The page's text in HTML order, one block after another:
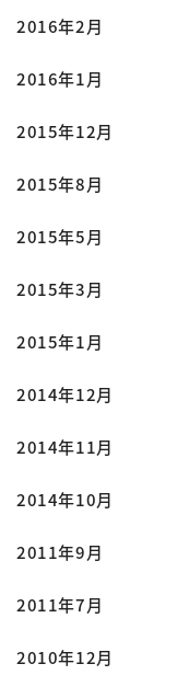
2016年2月
2016年1月
2015年12月
2015年8月
2015年5月
2015年3月
2015年1月
2014年12月
2014年11月
2014年10月
2011年9月
2011年7月
2010年12月